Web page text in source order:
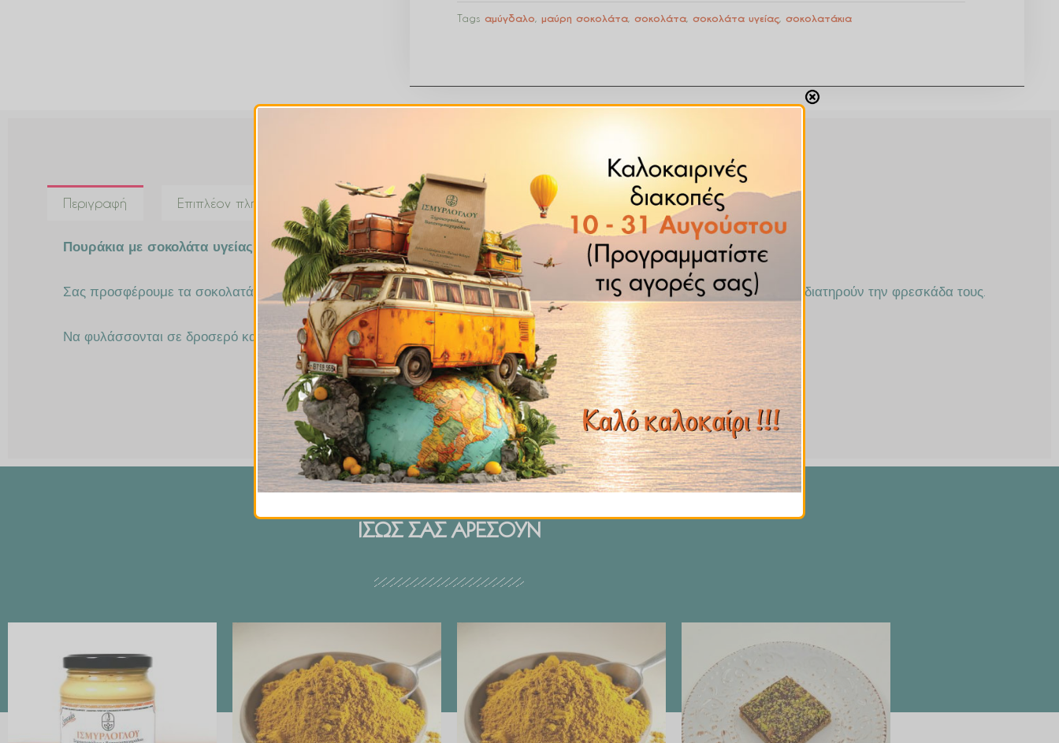
Tags αμύγδαλο μαύρη σοκολάτα σοκολάτα σοκολάτα υγείας σοκολατάκια
Περιγραφή Επιπλέον πληροφορίες
Πουράκια με σοκολάτα υγείας 67%, γεμιστά με ταχίνι και κομματάκια φιστικιού αιγίνης.
Σας προσφέρουμε τα σοκολατάκια μας, ανάλογα με την ποσότητα που θα παραγγείλετε, σε ειδικό σακουλάκι ή κουτί, όπου διατηρούν την φρεσκάδα τους.
Να φυλάσσονται σε δροσερό και σκιερό μέρος.
ΙΣΩΣ ΣΑΣ ΑΡΕΣΟΥΝ
€ 2.99
through
€ 29.90
€ 2.99
through
€ 29.90